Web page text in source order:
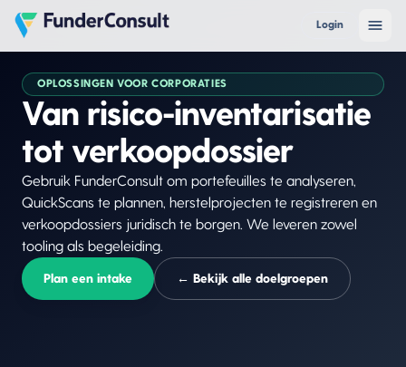
Login
OPLOSSINGEN VOORCORPORATIES
Van risico-inventarisatie
tot verkoopdossier
Gebruik FunderConsult om portefeuilles te analyseren,
QuickScans te plannen, herstelprojecten te registreren en
verkoopdossiers juridisch te borgen. We leveren zowel
tooling als begeleiding.
Plan een intake ← Bekijk alle doelgroepen